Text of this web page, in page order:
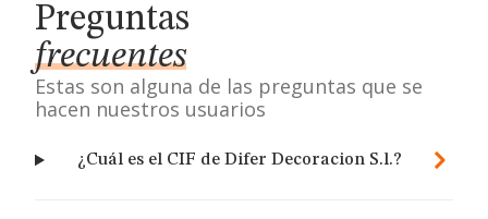
Preguntas
frecuentes
Estas son alguna de las preguntas que se
hacen nuestros usuarios
¿Cuál es el CIF de Difer Decoracion S.l.?